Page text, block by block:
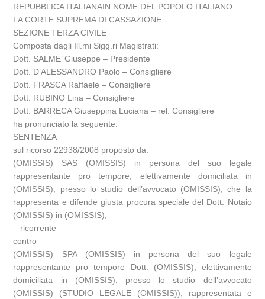
REPUBBLICA ITALIANAIN NOME DEL POPOLO ITALIANO
LA CORTE SUPREMA DI CASSAZIONE
SEZIONE TERZA CIVILE
Composta dagli Ill.mi Sigg.ri Magistrati:
Dott. SALME’ Giuseppe – Presidente
Dott. D’ALESSANDRO Paolo – Consigliere
Dott. FRASCA Raffaele – Consigliere
Dott. RUBINO Lina – Consigliere
Dott. BARRECA Giuseppina Luciana – rel. Consigliere
ha pronunciato la seguente:
SENTENZA
sul ricorso 22938/2008 proposto da:
(OMISSIS) SAS (OMISSIS) in persona del suo legale
rappresentante pro tempore, elettivamente domiciliata in
(OMISSIS), presso lo studio dell’avvocato (OMISSIS), che la
rappresenta e difende giusta procura speciale del Dott. Notaio
(OMISSIS) in (OMISSIS);
– ricorrente –
contro
(OMISSIS) SPA (OMISSIS) in persona del suo legale
rappresentante pro tempore Dott. (OMISSIS), elettivamente
domiciliata in (OMISSIS), presso lo studio dell’avvocato
(OMISSIS) (STUDIO LEGALE (OMISSIS)), rappresentata e